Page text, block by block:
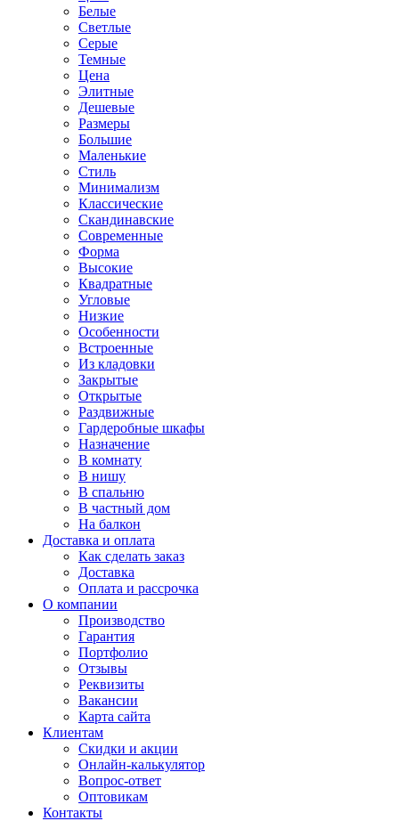
Белые
Светлые
Серые
Темные
Цена
Элитные
Дешевые
Размеры
Большие
Маленькие
Стиль
Минимализм
Классические
Скандинавские
Современные
Форма
Высокие
Квадратные
Угловые
Низкие
Особенности
Встроенные
Из кладовки
Закрытые
Открытые
Раздвижные
Гардеробные шкафы
Назначение
В комнату
В нишу
В спальню
В частный дом
На балкон
Доставка и оплата
Как сделать заказ
Доставка
Оплата и рассрочка
О компании
Производство
Гарантия
Портфолио
Отзывы
Реквизиты
Вакансии
Карта сайта
Клиентам
Скидки и акции
Онлайн-калькулятор
Вопрос-ответ
Оптовикам
Контакты